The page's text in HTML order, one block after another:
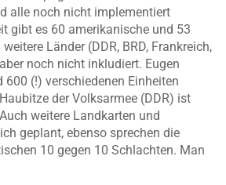
alle noch nicht implementiert
gibt es 60 amerikanische und 53
Länder (DDR, BRD, Frankreich,
noch nicht inkludiert. Eugen
(!) verschiedenen Einheiten
der Volksarmee (DDR) ist
weitere Landkarten und
geplant, ebenso sprechen die
10 gegen 10 Schlachten. Man